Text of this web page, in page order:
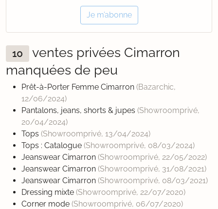
Je m’abonne
10
ventes privées Cimarron
manquées de peu
Prêt-à-Porter Femme Cimarron (Bazarchic,
12/06/2024)
Pantalons, jeans, shorts & jupes (Showroomprivé,
20/04/2024)
Tops (Showroomprivé, 13/04/2024)
Tops : Catalogue (Showroomprivé, 08/03/2024)
Jeanswear Cimarron (Showroomprivé, 22/05/2022)
Jeanswear Cimarron (Showroomprivé, 31/08/2021)
Jeanswear Cimarron (Showroomprivé, 08/03/2021)
Dressing mixte (Showroomprivé, 22/07/2020)
Corner mode (Showroomprivé, 06/07/2020)